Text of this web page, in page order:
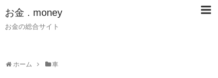
お金 . money
お金の総合サイト
ホーム 車